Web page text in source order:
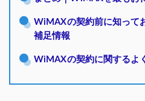
WiMAXの契約前に知って
補足情報
WiMAXの契約に関するよ